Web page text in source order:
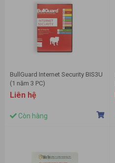
BullGuard Internet Security BIS3U
(1 năm 3 PC)
Liên hệ
Còn hàng